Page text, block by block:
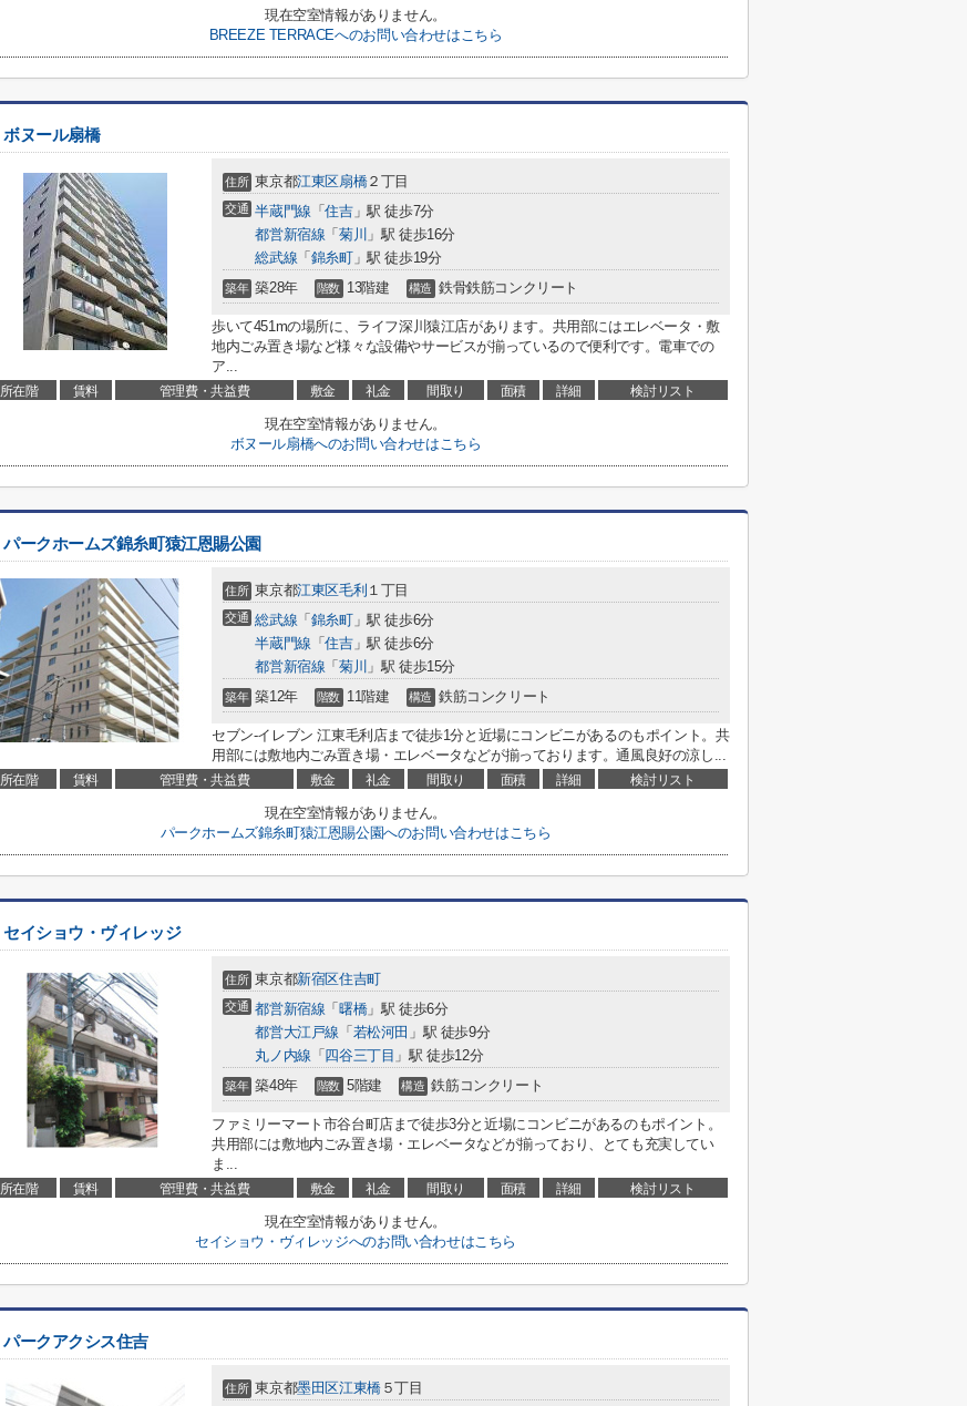
現在空室情報がありません。
BREEZE TERRACEへのお問い合わせはこちら
ボヌール扇橋
住所 東京都江東区扇橋２丁目
交通 半蔵門線 「住吉」駅 徒歩7分
都営新宿線 「 菊川 」駅 徒歩16分
総武線 「 錦糸町」駅 徒歩19分
築年 築28年 階数 13階建 構造 鉄骨鉄筋コンクリート
歩いて451mの場所に、ライフ深川猿江店があります。共用部にはエレベータ・敷
地内ごみ置き場など様々な設備やサービスが揃っているので便利です。電車での
ア...
所在階 賃料 管理費・共益費 敷金 礼金 間取り 面積 詳細 検討リスト
現在空室情報がありません。
ボヌール扇橋へのお問い合わせはこちら
パークホームズ錦糸町猿江恩賜公園
住所 東京都江東区毛利 １丁目
交通 総武線 「 錦糸町」駅 徒歩6分
半蔵門線 「住吉」駅 徒歩6分
都営新宿線 「 菊川 」駅 徒歩15分
築年 築12年 階数 11階建 構造 鉄筋コンクリート
セブン‐イレブン 江東毛利店まで徒歩1分と近場にコンビニがあるのもポイント。共
用部には敷地内ごみ置き場・エレベータなどが揃っております。通風良好の涼し...
所在階 賃料 管理費・共益費 敷金 礼金 間取り 面積 詳細 検討リスト
現在空室情報がありません。
パークホームズ錦糸町猿江恩賜公園へのお問い合わせはこちら
セイショウ・ヴィレッジ
住所 東京都新宿区住吉町
交通 都営新宿線 「 曙橋」駅 徒歩6分
都営大江戸線 「 若松河田 」駅 徒歩9分
丸ノ内線 「 四谷三丁目 」駅 徒歩12分
築年 築48年 階数 5階建 構造 鉄筋コンクリート
ファミリーマート市谷台町店まで徒歩3分と近場にコンビニがあるのもポイント。
共用部には敷地内ごみ置き場・エレベータなどが揃っており、とても充実してい
ま...
所在階 賃料 管理費・共益費 敷金 礼金 間取り 面積 詳細 検討リスト
現在空室情報がありません。
セイショウ・ヴィレッジへのお問い合わせはこちら
パークアクシス住吉
住所 東京都墨田区江東橋５丁目